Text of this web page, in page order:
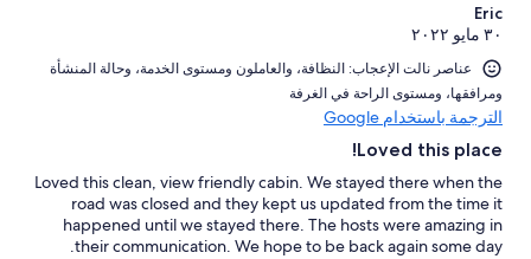
Eric
٣٠ مايو ٢٠٢٢
عناصر نالت الإعجاب: ⁦النظافة⁩، و⁦العاملون ومستوى الخدمة⁩، و⁦حالة المنشأة
ومرافقها⁩، و⁦مستوى الراحة في الغرفة⁩
الترجمة باستخدام Google
Loved this place!
Loved this clean, view friendly cabin. We stayed there when the
road was closed and they kept us updated from the time it
happened until we stayed there. The hosts were amazing in
their communication. We hope to be back again some day.